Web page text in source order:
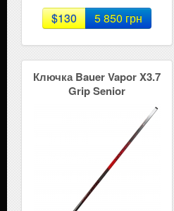
$130 5 850 грн
Ключка Bauer Vapor X3.7
Grip Senior